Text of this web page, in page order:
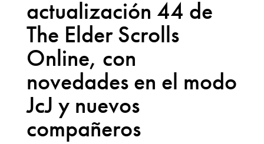
actualización 44 de
The Elder Scrolls
Online, con
novedades en el modo
JcJ y nuevos
compañeros